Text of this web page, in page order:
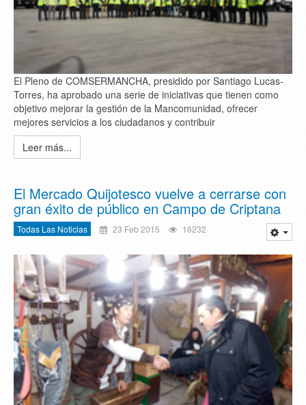
El Pleno de COMSERMANCHA, presidido por Santiago Lucas-
Torres, ha aprobado una serie de iniciativas que tienen como
objetivo mejorar la gestión de la Mancomunidad, ofrecer
mejores servicios a los ciudadanos y contribuir
Leer más...
El Mercado Quijotesco vuelve a cerrarse con
gran éxito de público en Campo de Criptana
Todas Las Noticias 23 Feb 2015 16232